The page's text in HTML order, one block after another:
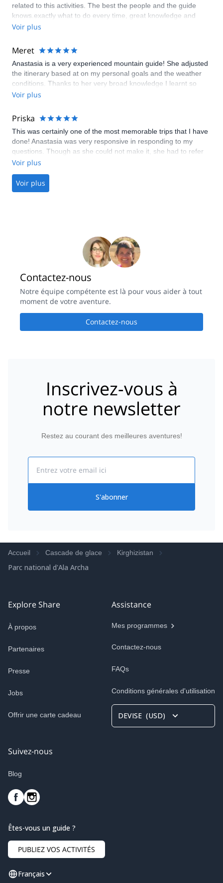
related to this activities. The best the people and the guide
knows.exactly what to do every time, great knowledge and
experience. Thanks for this experience
Voir plus
Meret
Anastasia is a very experienced mountain guide! She adjusted
the itinerary based at on my personal goals and the weather
conditions. Thanks to her very broad knowledge I learnt so
much from her. If you are looking for a guide with a strong
down after a long day and have a tea Anastasia is the right
choice. I definitely recommended her.
Voir plus
Priska
This was certainly one of the most memorable trips that I have
done! Anastasia was very responsive in responding to my
questions. Though as she could not make it, she had to refer
me to another mountain guide named Muhammet Giden, who
the best experience during the trip. Muha was very patient,
careful, professional, and also thoughtful. Muha's English is
and a climbing teacher! Will surely take the learning forward! ;)
Voir plus
Voir plus
Contactez-nous
Notre équipe compétente est là pour vous aider à tout
moment de votre aventure.
Contactez-nous
Inscrivez-vous à
notre newsletter
Restez au courant des meilleures aventures!
S'abonner
Accueil Cascade de glace Kirghizistan
Parc national d'Ala Archa
Explore Share
À propos
Partenaires
Presse
Jobs
Offrir une carte cadeau
Assistance
Mes programmes
Contactez-nous
FAQs
Conditions générales d'utilisation
DEVISE (USD)
Suivez-nous
Blog
Êtes-vous un guide ?
PUBLIEZ VOS ACTIVITÉS
Français